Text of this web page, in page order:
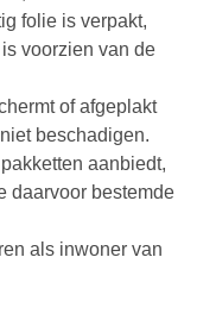
folie is verpakt,
voorzien van de
of afgeplakt
beschadigen.
aanbiedt,
daarvoor bestemde
als inwoner van